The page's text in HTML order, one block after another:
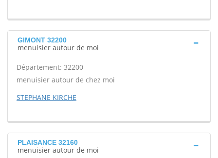
GIMONT 32200
menuisier autour de moi
Département: 32200
menuisier autour de chez moi
STEPHANE KIRCHE
PLAISANCE 32160
menuisier autour de moi